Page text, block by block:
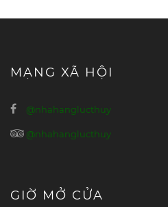
MẠNG XÃ HỘI
@nhahanglucthuy
@nhahanglucthuy
GIỜ MỞ CỬA